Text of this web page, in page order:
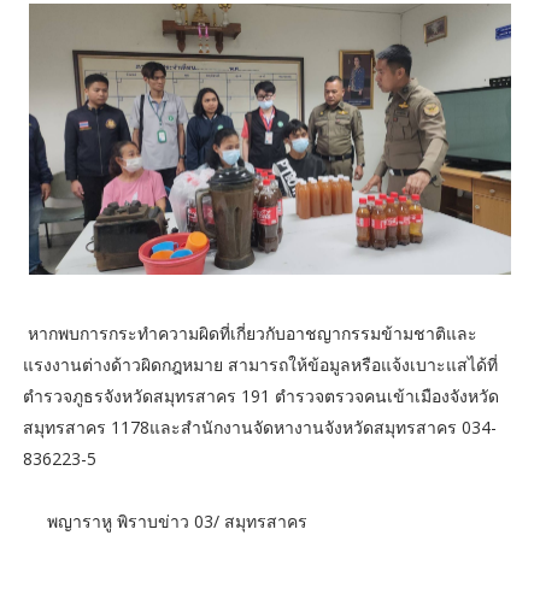
หากพบการกระทำความผิดที่เกี่ยวกับอาชญากรรมข้ามชาติและ
แรงงานต่างด้าวผิดกฎหมาย สามารถให้ข้อมูลหรือแจ้งเบาะแสได้ที่
ตำรวจภูธรจังหวัดสมุทรสาคร 191 ตำรวจตรวจคนเข้าเมืองจังหวัด
สมุทรสาคร 1178และสำนักงานจัดหางานจังหวัดสมุทรสาคร 034-
836223-5
พญาราหู พิราบข่าว 03/ สมุทรสาคร